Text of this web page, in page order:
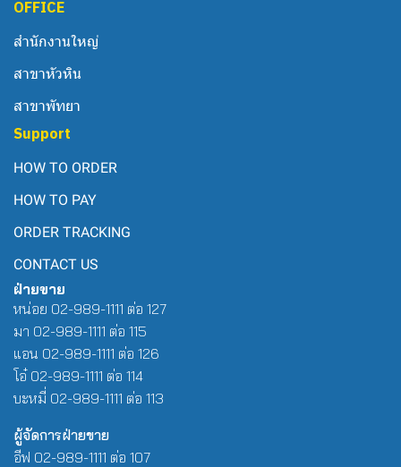
OFFICE
สำนักงานใหญ่
สาขาหัวหิน
สาขาพัทยา
Support
HOW TO ORDER
HOW TO PAY
ORDER TRACKING
CONTACT US
ฝ่ายขาย
หน่อย 02-989-1111 ต่อ 127
มา 02-989-1111 ต่อ 115
แอน 02-989-1111 ต่อ 126
โอ๋ 02-989-1111 ต่อ 114
บะหมี่ 02-989-1111 ต่อ 113
ผู้จัดการฝ่ายขาย
อีฟ 02-989-1111 ต่อ 107